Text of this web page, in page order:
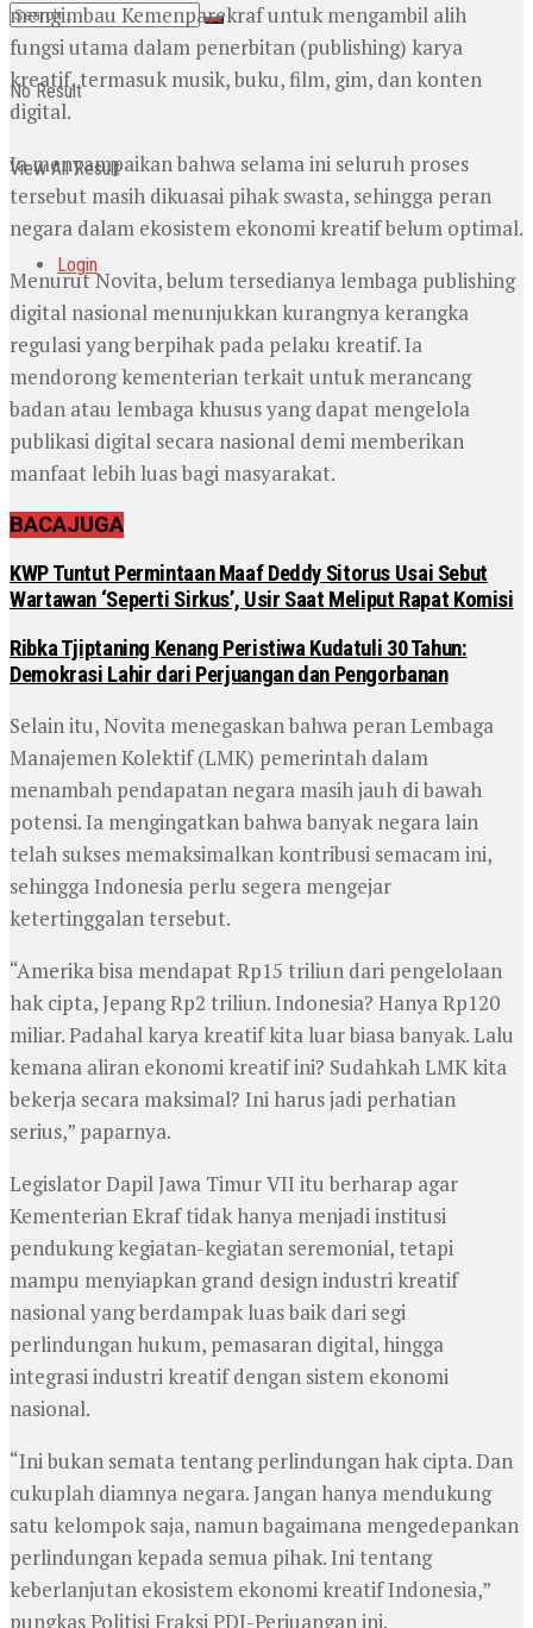
No Result
View All Result
Login
mengimbau Kemenparekraf untuk mengambil alih
fungsi utama dalam penerbitan (publishing) karya
kreatif, termasuk musik, buku, film, gim, dan konten
digital.
Ia menyampaikan bahwa selama ini seluruh proses
tersebut masih dikuasai pihak swasta, sehingga peran
negara dalam ekosistem ekonomi kreatif belum optimal.
Menurut Novita, belum tersedianya lembaga publishing
digital nasional menunjukkan kurangnya kerangka
regulasi yang berpihak pada pelaku kreatif. Ia
mendorong kementerian terkait untuk merancang
badan atau lembaga khusus yang dapat mengelola
publikasi digital secara nasional demi memberikan
manfaat lebih luas bagi masyarakat.
BACAJUGA
KWP Tuntut Permintaan Maaf Deddy Sitorus Usai Sebut
Wartawan ‘Seperti Sirkus’, Usir Saat Meliput Rapat Komisi
Ribka Tjiptaning Kenang Peristiwa Kudatuli 30 Tahun:
Demokrasi Lahir dari Perjuangan dan Pengorbanan
Selain itu, Novita menegaskan bahwa peran Lembaga
Manajemen Kolektif (LMK) pemerintah dalam
menambah pendapatan negara masih jauh di bawah
potensi. Ia mengingatkan bahwa banyak negara lain
telah sukses memaksimalkan kontribusi semacam ini,
sehingga Indonesia perlu segera mengejar
ketertinggalan tersebut.
“Amerika bisa mendapat Rp15 triliun dari pengelolaan
hak cipta, Jepang Rp2 triliun. Indonesia? Hanya Rp120
miliar. Padahal karya kreatif kita luar biasa banyak. Lalu
kemana aliran ekonomi kreatif ini? Sudahkah LMK kita
bekerja secara maksimal? Ini harus jadi perhatian
serius,” paparnya.
Legislator Dapil Jawa Timur VII itu berharap agar
Kementerian Ekraf tidak hanya menjadi institusi
pendukung kegiatan-kegiatan seremonial, tetapi
mampu menyiapkan grand design industri kreatif
nasional yang berdampak luas baik dari segi
perlindungan hukum, pemasaran digital, hingga
integrasi industri kreatif dengan sistem ekonomi
nasional.
“Ini bukan semata tentang perlindungan hak cipta. Dan
cukuplah diamnya negara. Jangan hanya mendukung
satu kelompok saja, namun bagaimana mengedepankan
perlindungan kepada semua pihak. Ini tentang
keberlanjutan ekosistem ekonomi kreatif Indonesia,”
pungkas Politisi Fraksi PDI-Perjuangan ini.